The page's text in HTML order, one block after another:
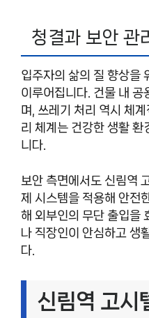
청결과 보안 관
입주자의 삶의 질 향상을
이루어집니다. 건물 내 공
며, 쓰레기 처리 역시 체
리 체계는 건강한 생활 환
니다.
보안 측면에서도 신림역
제 시스템을 적용해 안전
해 외부인의 무단 출입을
나 직장인이 안심하고 생
다.
신림역 고시